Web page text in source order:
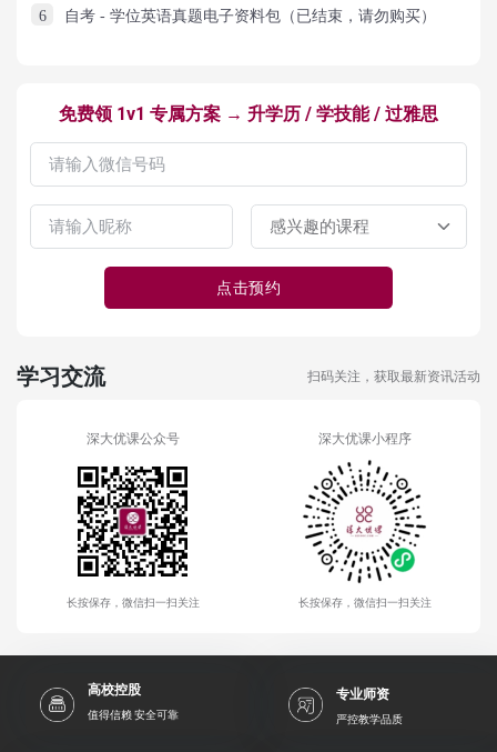
6 自考 - 学位英语真题电子资料包（已结束，请勿购买）
免费领 1v1 专属方案 → 升学历 / 学技能 / 过雅思
点击预约
学习交流 扫码关注，获取最新资讯活动
深大优课公众号
长按保存，微信扫一扫关注
深大优课小程序
长按保存，微信扫一扫关注
高校控股
值得信赖 安全可靠
专业师资
严控教学品质